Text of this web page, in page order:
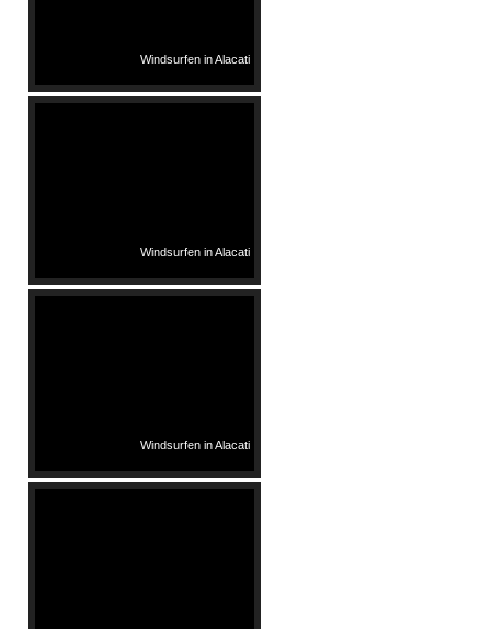
Windsurfen in Alacati
Windsurfen in Alacati
Windsurfen in Alacati